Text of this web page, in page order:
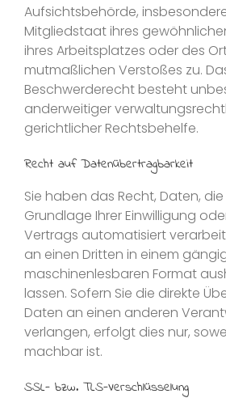
Aufsichtsbehörde,
Mitgliedstaat ihres
ihres Arbeitsplatzes oder des
mutmaßlichen Verstoßes zu.
Beschwerderecht besteht
anderweitiger
gerichtlicher Rechtsbehelfe.
Recht auf Daten­übertrag­barkeit
Sie haben das Recht, Daten,
Grundlage Ihrer Einwilligung
Vertrags automatisiert
an einen Dritten in einem
maschinenlesbaren Format
lassen. Sofern Sie die direkte
Daten an einen anderen
verlangen, erfolgt dies nur,
machbar ist.
SSL- bzw. TLS-Verschlüsselung